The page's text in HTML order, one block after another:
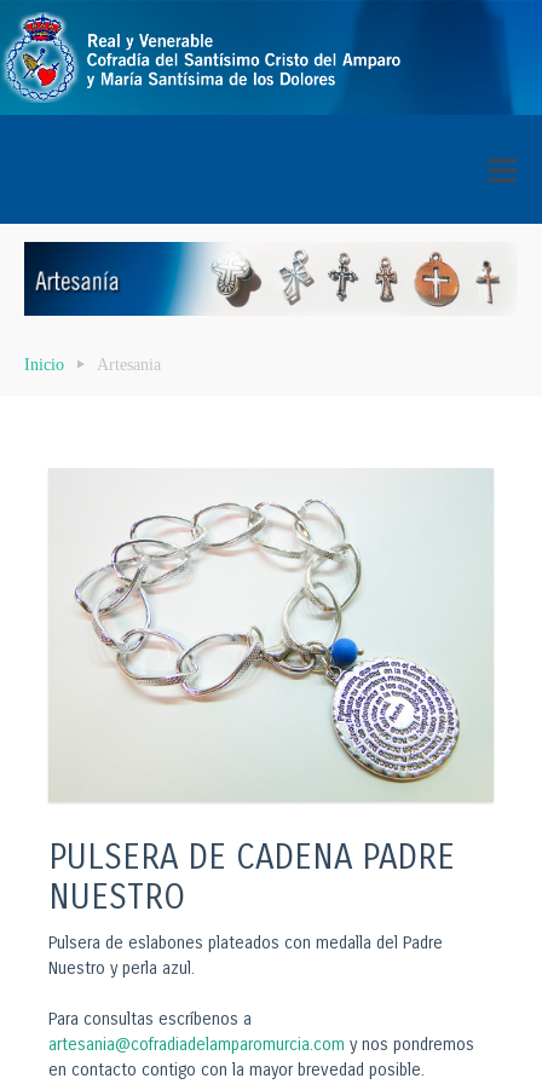
Inicio Artesania
PULSERA DE CADENA PADRE
NUESTRO
Pulsera de eslabones plateados con medalla del Padre
Nuestro y perla azul.
Para consultas escríbenos a
artesania@cofradiadelamparomurcia.com y nos pondremos
en contacto contigo con la mayor brevedad posible.